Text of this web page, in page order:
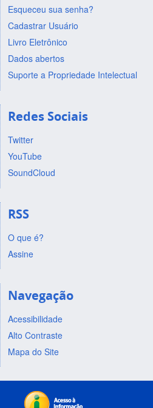
Esqueceu sua senha?
Cadastrar Usuário
Livro Eletrônico
Dados abertos
Suporte a Propriedade Intelectual
Redes Sociais
Twitter
YouTube
SoundCloud
RSS
O que é?
Assine
Navegação
Acessibilidade
Alto Contraste
Mapa do Site